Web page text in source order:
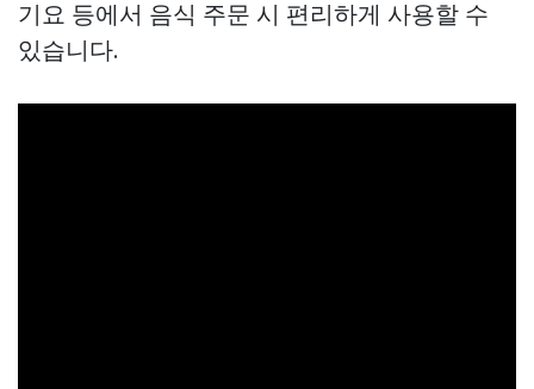
기요 등에서 음식 주문 시 편리하게 사용할 수
있습니다.